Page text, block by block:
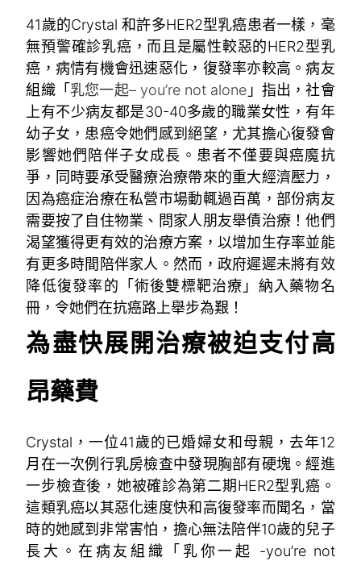
41歲的Crystal 和許多HER2型乳癌患者一樣，毫
無預警確診乳癌，而且是屬性較惡的HER2型乳
癌，病情有機會迅速惡化，復發率亦較高。病友
組織「乳您一起– you’re not alone 」指出，社會
上有不少病友都是30-40多歲的職業女性，有年
幼子女，患癌令她們感到絕望，尤其擔心復發會
影響她們陪伴子女成長。患者不僅要與癌魔抗
爭，同時要承受醫療治療帶來的重大經濟壓力，
因為癌症治療在私營市場動輒過百萬，部份病友
需要按了自住物業、問家人朋友舉債治療！他們
渴望獲得更有效的治療方案，以增加生存率並能
有更多時間陪伴家人。然而，政府遲遲未將有效
降低復發率的「術後雙標靶治療」納入藥物名
冊，令她們在抗癌路上舉步為艱！
為盡快展開治療被迫支付高
昂藥費
Crystal，一位41歲的已婚婦女和母親，去年12
月在一次例行乳房檢查中發現胸部有硬塊。經進
一步檢查後，她被確診為第二期HER2型乳癌。
這類乳癌以其惡化速度快和高復發率而聞名，當
時的她感到非常害怕，擔心無法陪伴10歲的兒子
長大。在病友組織「乳你一起 -you’re not